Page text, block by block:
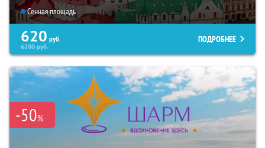
Сенная площадь
620 руб.
6290руб.
ПОДРОБНЕЕ
-50%